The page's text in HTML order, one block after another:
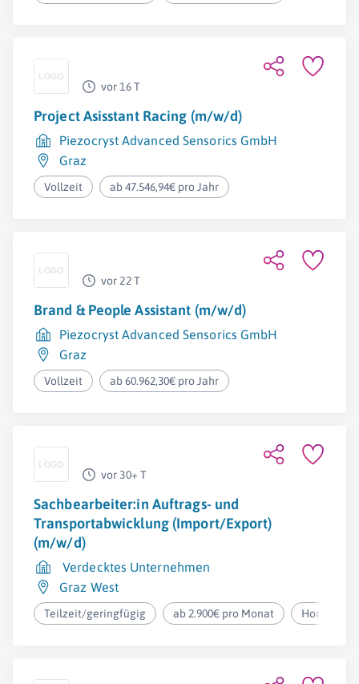
vor 16 T
Project Asisstant Racing (m/w/d)
Piezocryst Advanced Sensorics GmbH
Graz
Vollzeit ab 47.546,94€ pro Jahr
vor 22 T
Brand & People Assistant (m/w/d)
Piezocryst Advanced Sensorics GmbH
Graz
Vollzeit ab 60.962,30€ pro Jahr
vor 30+ T
Sachbearbeiter:in Auftrags- und
Transportabwicklung (Import/Export)
(m/w/d)
Verdecktes Unternehmen
Graz West
Teilzeit/geringfügig ab 2.900€ pro Monat